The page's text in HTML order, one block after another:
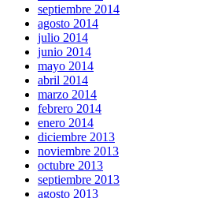
septiembre 2014
agosto 2014
julio 2014
junio 2014
mayo 2014
abril 2014
marzo 2014
febrero 2014
enero 2014
diciembre 2013
noviembre 2013
octubre 2013
septiembre 2013
agosto 2013